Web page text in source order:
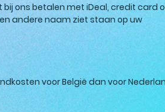
ons betalen met iDeal, credit card
andere naam ziet staan op uw
voor België dan voor